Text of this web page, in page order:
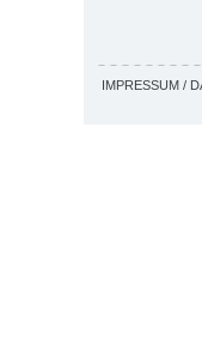
IMPRESSUM /